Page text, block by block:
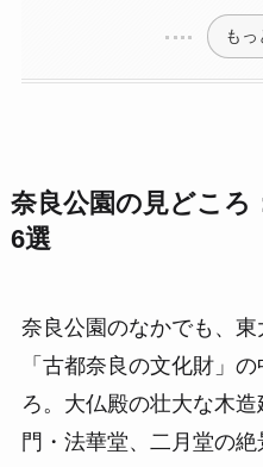
もっ
奈良公園の見どころ
6選
奈良公園のなかでも、
「古都奈良の文化財」
ろ。大仏殿の壮大な木
門・法華堂、二月堂の